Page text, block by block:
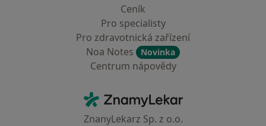
Ceník
Pro specialisty
Pro zdravotnická zařízení
Noa Notes
Novinka
Centrum nápovědy
ZnamyLekar - Hlavní stránka
ZnanyLekarz Sp. z o.o.